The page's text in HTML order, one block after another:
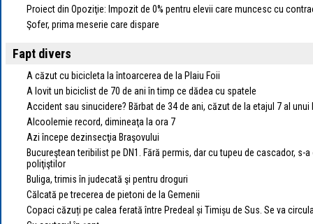
Proiect din Opoziţie: Impozit de 0% pentru elevii care muncesc cu
Şofer, prima meserie care dispare
Fapt divers
A căzut cu bicicleta la întoarcerea de la Plaiu Foii
A lovit un biciclist de 70 de ani în timp ce dădea cu spatele
Accident sau sinucidere? Bărbat de 34 de ani, căzut de la etajul 7 al
Alcoolemie record, dimineaţa la ora 7
Azi începe dezinsecţia Braşovului
Bucureştean teribilist pe DN1. Fără permis, dar cu tupeu de cascador, s-
poliţiştilor
Buliga, trimis în judecată şi pentru droguri
Călcată pe trecerea de pietoni de la Gemenii
Copaci căzuți pe calea ferată între Predeal și Timișu de Sus. Se va